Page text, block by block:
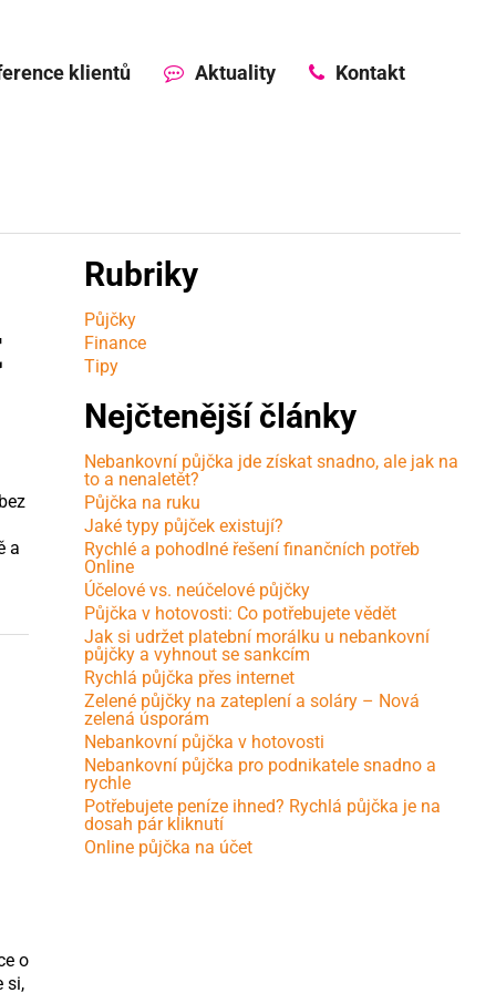
klientů Aktuality Kontakt
a
o
si,
Rubriky
Půjčky
Finance
Tipy
Nejčtenější články
Nebankovní půjčka jde získat snadno, ale jak na
to a nenaletět?
Půjčka na ruku
Jaké typy půjček existují?
Rychlé a pohodlné řešení finančních potřeb
Online
Účelové vs. neúčelové půjčky
Půjčka v hotovosti: Co potřebujete vědět
Jak si udržet platební morálku u nebankovní
půjčky a vyhnout se sankcím
Rychlá půjčka přes internet
Zelené půjčky na zateplení a soláry – Nová
zelená úsporám
Nebankovní půjčka v hotovosti
Nebankovní půjčka pro podnikatele snadno a
rychle
Potřebujete peníze ihned? Rychlá půjčka je na
dosah pár kliknutí
Online půjčka na účet